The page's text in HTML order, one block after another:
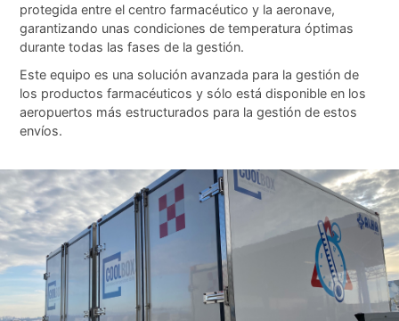
protegida entre el centro farmacéutico y la aeronave,
garantizando unas condiciones de temperatura óptimas
durante todas las fases de la gestión.
Este equipo es una solución avanzada para la gestión de
los productos farmacéuticos y sólo está disponible en los
aeropuertos más estructurados para la gestión de estos
envíos.